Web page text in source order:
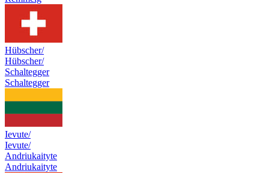
Hübscher/
Hübscher/
Schaltegger
Schaltegger
Ievute/
Ievute/
Andriukaityte
Andriukaityte